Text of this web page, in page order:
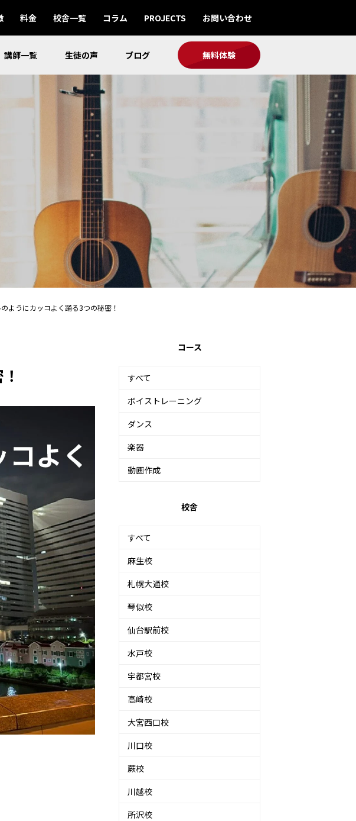
料金 校舎一覧 コラム PROJECTS お問い合わせ
講師一覧 生徒の声 ブログ 無料体験
ようにカッコよく踊る3つの秘密！
コース
すべて
ボイストレーニング
ダンス
楽器
動画作成
校舎
すべて
麻生校
札幌大通校
琴似校
仙台駅前校
水戸校
宇都宮校
高崎校
大宮西口校
川口校
蕨校
川越校
所沢校